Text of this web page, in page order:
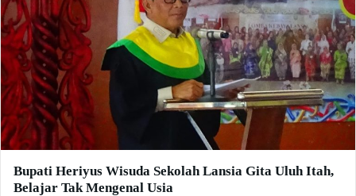
Bupati Heriyus Wisuda Sekolah Lansia Gita Uluh Itah,
Belajar Tak Mengenal Usia